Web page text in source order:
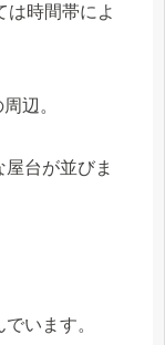
は時間帯によ
辺。
台が並びま
います。